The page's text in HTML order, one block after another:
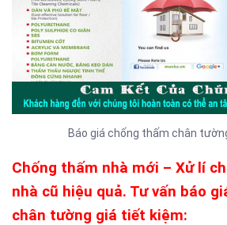
Báo giá chống thấm chân
Chống thấm nhà mới – Xử lí
nhà cũ hiệu quả. Tư vấn báo
chân tường giá tiết kiệm: